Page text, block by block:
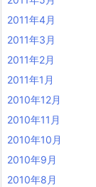
2011年4月
2011年3月
2011年2月
2011年1月
2010年12月
2010年11月
2010年10月
2010年9月
2010年8月